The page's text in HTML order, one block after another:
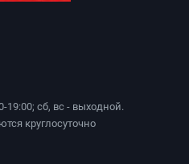
19:00; сб, вс - выходной.
круглосуточно